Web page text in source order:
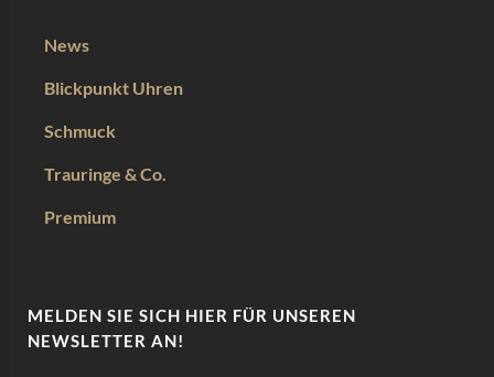
News
Blickpunkt Uhren
Schmuck
Trauringe & Co.
Premium
MELDEN SIE SICH HIER FÜR UNSEREN
NEWSLETTER AN!